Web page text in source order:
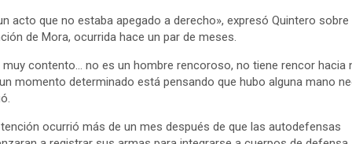
acto que no estaba apegado a derecho», expresó Quintero sobre
de Mora, ocurrida hace un par de meses.
muy contento… no es un hombre rencoroso, no tiene rencor hacia
momento determinado está pensando que hubo alguna mano
ocurrió más de un mes después de que las autodefensas